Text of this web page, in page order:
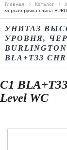
Главная Каталог
черная ручка слива
УНИТАЗ
УРОВНЯ,
BLA+T33
C1
Level WC